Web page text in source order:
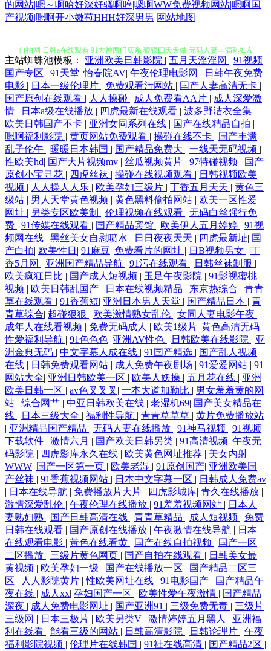
的网站|嗯～啊哈好深好骚啊哼|嗯啊WW免费视频网站|嗯啊国
产视频|嗯啊开小嫩苞HHH好深男男 网站地图
欧美日韩国产码高清综 欧美精品久久96人妻无码 日韩中文字幕 国产成人
片护士电影 亚洲日本在线播放视频 福利导航入口 午夜私人欧洲精品一区
精品揄拍 午夜av福利 超碰老熟女精品 欧美+国产 亚洲日本在线播放视频
丰满雪白的教师 欧美性色黄在 香蕉肏屄网 三级国产在线观看 豆花在线免
费社区 欧美无砖砖区免费 在线欧美亚洲综合91 欧美三级国 亚洲欧美成 国
产第一国产综合精品 欧洲亚洲精品免费二区 97在线观看免费版电视剧 久
久九精品 亚洲爱爱永久网站 吃最新最真 女人喷液视频全过程 亚洲女v在
线免费观看 电影 在线 欧美网站成人 亚洲中文字幕2020 国产精品欧美一
日本大学生一级一片 a级大片免费观看 久久福利站 先锋影院性爱按摩 成
人日韩视频 欧美国产福利姬91吃瓜 亚洲中文日产2021 国产九九视频在线
日本午夜专区一 成人日B福利视频 岛国VA 性一交一乱一交A片久 激情六
月色 在线v国产 久久在想5 51豆花 欧美另类AV 91深夜视频 欧美精品日韩
在线视频 一狼人天堂网 国产视频高清在线观看 日韩精品在线一区二区 91
爱搞屄 黑白配高清在线视频 图片专区 超高清电影在线看 免费精品国产自
产网站 亚洲精品私拍 大胸奶美女内射A片 欧美性爱2p 伊人大向焦91乱 国
产亂伦视频在线观看 日本精品午一区在线 91c在线观看入口 好吊视频一区
神马电影手机在线版观 94国产在线观看 久久露脸国产精品 午夜免费成人
草草婷婷香蕉 蜜桃盗摄精品一 中国三级网站 国产偷国产偷亚洲 日本一区
二区三区字幕 99热九九这里 玖玖在线视频 香蕉福利导航大全 成人久久免
费 免费看黄的网址 一区在线免费 国产麻无矿码直接观看 日本不卡中文字
幕 91视频精品 久久草视频 午夜免费电影 成全免费高清观看在线电视剧大
主站蜘蛛池模板： 亚洲欧美日韩影院 | 五月天淫淫网 | 91视频
国产专区 | 91天堂|怡春院AV| 午夜伦理电影网 | 日韩午夜免费
电影 | 日本一级伦理片 | 免费观看污网站 | 国产人妻高清无卡 |
国产原创在线观看 | 人人操碰 | 成人免费看AA片 | 成人深爱激
情 | 日本a级在线播放 | 四虎最新在线观看 | 波多野洁衣全集 |
欧美日韩国产不卡 | 亚洲女同系列在线 | 国产在线精品自拍 |
嗯啊福利影院 | 黄页网站免费观看 | 操碰在线不卡 | 国产丰满
乱子伦午 | 暖暖日本韩国 | 国产精品免费大 | 一线天无码视频 |
性欧美hd| 国产大片视频mv | 丝瓜视频黄片 | 97特碰视频 | 国产
原创小宝寻花 | 四虎丝袜 | 操碰在线视频观看 | 日韩视频欧美
视频 | 人人操人人乐 | 欧美孕妇三级片 | 丁香五月天天 | 黄色三
级站 | 男人天堂黄色视频 | 黄色黑料偷拍网站 | 欧美一区性爱
网址 | 另类专区欧美制 | 伦理视频在线观看 | 无码白丝强行免
费 | 91传媒在线观看 | 国产精品宾馆 | 欧美伊人五月婷婷 | 91视
频网在线 | 黑丝美女自慰喷水 | 日日夜夜天天 | 四虎最新址| 国
产白拍| 欧美性日 | 91麻豆| 免费看片的网址 | 日B视频男女 | 丁
香5月网 | 亚洲国产精品导航 | 91污在线观看 | 日韩丝袜制服 |
欧美疯狂日比 | 国产成人短视频 | 玉足午夜影院 | 91影视蜜桃
视频 | 欧美日韩乱国产 | 日本在线视频精品 | 东京热综合 | 青青
草在线观看 | 91香蕉短| 亚洲日本男人天堂 | 国产精品日本 | 青
青草综合| 超碰狠狠 | 欧美激情熟女乱伦 | 女同人妻电影午夜 |
成年人在线看视频 | 免费无码成人 | 欧美1级片| 黄色高清无码 |
性爱福利导航 | 91色色色| 亚洲AV性色 | 日韩欧美在线影院 | 亚
洲金典无码 | 中文字幕人成在线 | 91国产精选 | 国产乱人视频
在线 | 日韩免费观看网站 | 成人免费午夜剧场 | 91爱爱网站 | 91
网站大全| 亚洲日韩欧美一区 | 欧美人妖操 | 五月花在线 | 亚洲
欧美日韩一区 | av色叉叉叉 | 一本大道加勒比 | 男女羞羞黄的网
站 | 综合网艹 | 中亚日韩欧美在线 | 老湿机69| 国产美女精品在
线 | 日本三级大全 | 福利性导航 | 青青草草草 | 黄片免费播放站
| 亚洲精品国产精品 | 无码人妻在线播放 | 91神马视频 | 91视频
下载软件 | 激情六月 | 国产欧美日韩另类 | 91高清视频| 午夜无
码影院 | 四虎影库永久在线 | 欧美黄色网址推荐 | 美女内射
WWW| 国产一区第一页 | 欧美老湿 | 91原创国产| 亚洲欧美国
产丝袜 | 91香蕉视频网站 | 日本中文字幕一区 | 日韩成人免费av
| 日本在线导航 | 免费播放片大片 | 四虎影城库| 青久在线播放 |
激情深爱乱伦 | 午夜伦理在线播放 | 91羞羞视频网站 | 日本人
妻熟妇熟 | 国产日韩高清在线 | 青青草精品 | 成人短视频 | 免费
日韩在线观看 | 国产原创在线播放 | 午夜激情在线导航 | 日本
在线观看电影 | 黃色在线看黄 | 国产在线自拍视频 | 国产一区
二区播放 | 三级片黄色网页 | 国产自拍在线观看 | 日韩美女最
黄视频 | 欧美孕妇一级 | 国产在线播放一区 | 国产精品二区三
区 | 人人影院黄片 |性欧美网址在线 | 91电影国产 | 国产精品午
夜在线 | 成人xx| 孕妇国产一区 | 欧美性爱午夜激情 | 国产精品
深夜 | 成人免费电影网址 | 国产亚洲91 | 三级免费无毒 | 三级片
三级网 | 日本三极片 | 欧美另类V | 激情婷婷五月黑人 | 亚洲福
利在线看 | 能看三级的网站 | 日韩高清影院 | 日韩论理片 | 午夜
福利影院视频 | 伦理片在线韩国 | 91社在线高清 | 国产精品2区 |